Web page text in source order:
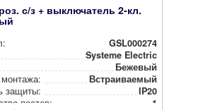
с/з + выключатель 2-кл.
GSL000274
Systeme Electric
Бежевый
Встра­ива­емый
защиты:
IP20
постов:
1